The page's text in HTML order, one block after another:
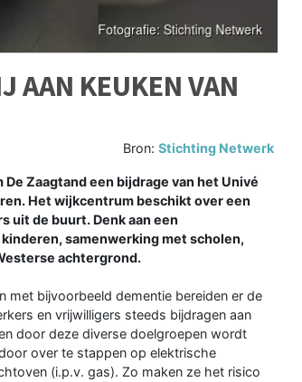
AAN KEUKEN VAN
Bron:Stichting Netwerk
Zaagtand een bijdrage van het Univé
Het wijkcentrum beschikt over een
uit de buurt. Denk aan een
samenwerking met scholen,
achtergrond.
met bijvoorbeeld dementie bereiden er de
en vrijwilligers steeds bijdragen aan
door deze diverse doelgroepen wordt
over te stappen op elektrische
(i.p.v. gas). Zo maken ze het risico